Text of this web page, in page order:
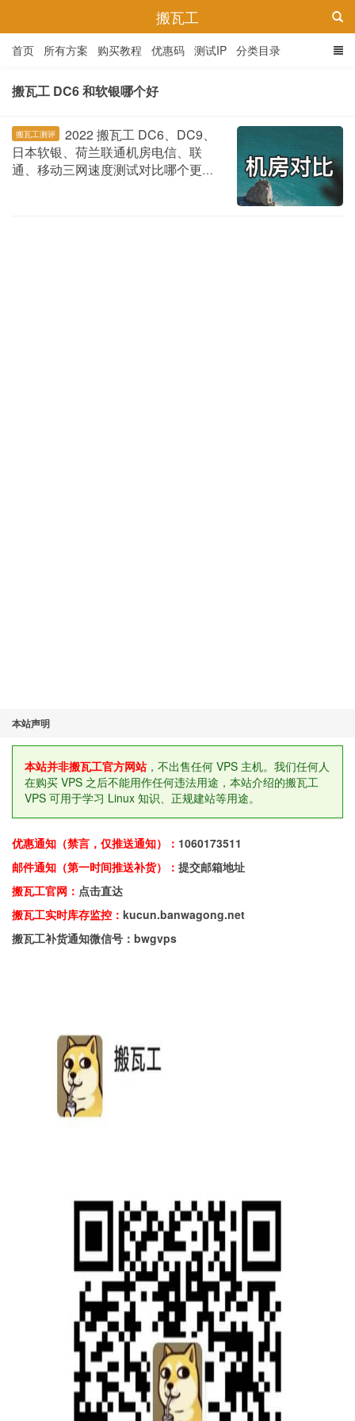
搬瓦工
首页 所有方案 购买教程 优惠码 测试IP 分类目录
搬瓦工 DC6 和软银哪个好
搬瓦工测评
2022 搬瓦工 DC6、DC9、
日本软银、荷兰联通机房电信、联
通、移动三网速度测试对比哪个更快
本站声明
本站并非搬瓦工官方网站，不出售任何 VPS 主机。我们任何人
在购买 VPS 之后不能用作任何违法用途，本站介绍的搬瓦工
VPS 可用于学习 Linux 知识、正规建站等用途。
优惠通知（禁言，仅推送通知）： 1060173511
邮件通知（第一时间推送补货）： 提交邮箱地址
搬瓦工官网： 点击直达
搬瓦工实时库存监控： kucun.banwagong.net
搬瓦工补货通知微信号：bwgvps